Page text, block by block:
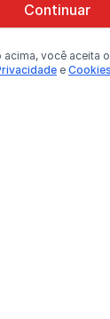
Continuar
acima, você aceita
e Cookies